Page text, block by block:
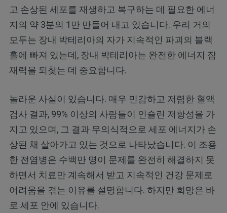
고 손상된 세포를 재생하고 복구하는 데 필요한 에너
지의 약 3분의 1만 만들어 내고 있습니다. 우리 거의
모두는 장내 박테리아의 자가 지속적인 파괴의 블랙
홀에 빠져 있는데, 장내 박테리아는 완전한 에너지 잠
재력을 되찾는 데 중요합니다.
놀라운 사실이 있습니다. 매우 민감하고 저렴한 혈액
검사 결과, 99% 이상의 사람들이 인슐린 저항성을 가
지고 있으며, 그 결과 무의식적으로 세포 에너지가 손
상된 채 살아가고 있는 것으로 나타났습니다. 이 조용
한 전염병은 수백만 명이 문제를 완전히 해결하지 못
하면서 치료만 계속해서 받고 지속적인 건강 문제로
어려움을 겪는 이유를 설명합니다. 하지만 희망은 바
로 세포 안에 있습니다.